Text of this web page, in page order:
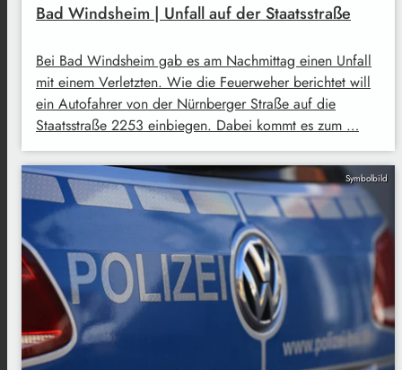
Bad Windsheim | Unfall auf der Staatsstraße
Bei Bad Windsheim gab es am Nachmittag einen Unfall
mit einem Verletzten. Wie die Feuerweher berichtet will
ein Autofahrer von der Nürnberger Straße auf die
Staatsstraße 2253 einbiegen. Dabei kommt es zum …
Symbolbild